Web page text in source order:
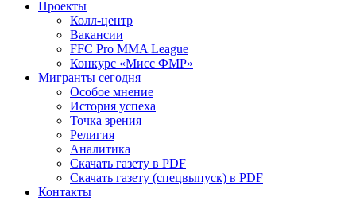
Проекты
Колл-центр
Вакансии
FFC Pro MMA League
Конкурс «Мисс ФМР»
Мигранты сегодня
Особое мнение
История успеха
Точка зрения
Религия
Аналитика
Скачать газету в PDF
Скачать газету (спецвыпуск) в PDF
Контакты